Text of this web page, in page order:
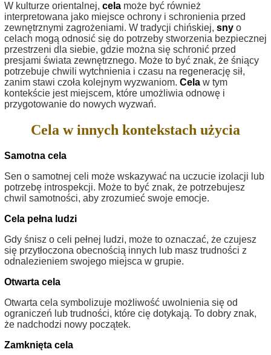
W kulturze orientalnej, cela może być również
interpretowana jako miejsce ochrony i schronienia przed
zewnętrznymi zagrożeniami. W tradycji chińskiej, sny o
celach mogą odnosić się do potrzeby stworzenia bezpiecznej
przestrzeni dla siebie, gdzie można się schronić przed
presjami świata zewnętrznego. Może to być znak, że śniący
potrzebuje chwili wytchnienia i czasu na regenerację sił,
zanim stawi czoła kolejnym wyzwaniom. Cela w tym
kontekście jest miejscem, które umożliwia odnowę i
przygotowanie do nowych wyzwań.
Cela w innych kontekstach użycia
Samotna cela
Sen o samotnej celi może wskazywać na uczucie izolacji lub
potrzebę introspekcji. Może to być znak, że potrzebujesz
chwil samotności, aby zrozumieć swoje emocje.
Cela pełna ludzi
Gdy śnisz o celi pełnej ludzi, może to oznaczać, że czujesz
się przytłoczona obecnością innych lub masz trudności z
odnalezieniem swojego miejsca w grupie.
Otwarta cela
Otwarta cela symbolizuje możliwość uwolnienia się od
ograniczeń lub trudności, które cię dotykają. To dobry znak,
że nadchodzi nowy początek.
Zamknięta cela